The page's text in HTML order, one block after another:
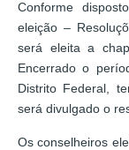
Conforme
eleição –
será eleita a
Encerrado o
Distrito Federal,
será divulgado o
Os conselheiros